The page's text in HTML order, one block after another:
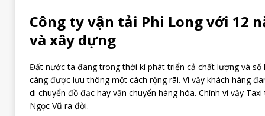
Công ty vận tải Phi Long với 12
và xây dựng
Đất nước ta đang trong thời kì phát triển cả chất lượng và số
càng được lưu thông một cách rộng rãi. Vì vậy khách hàng
di chuyển đồ đạc hay vận chuyển hàng hóa. Chính vì vậy
Ngọc Vũ ra đời.